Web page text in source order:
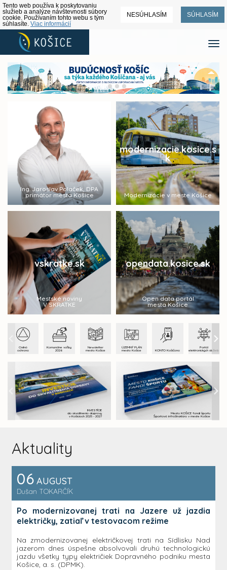
Tento web používa k poskytovaniu
služieb a analýze návštevnosti súbory
cookie. Používaním tohto webu s tým
súhlasíte. Viac informácií
NESÚHLASÍM SÚHLASÍM
Ing. Jaroslav Polaček, DPA
primátor mesta Košice
modernizacie.kosice.s
k
Modernizácie v meste Košice
vskratke.sk
Mestské noviny
V SKRATKE
opendata.kosice.sk
Open data portál
mesta Košice
Civilná
ochrana
Komunálne voľby
2026
Newsletter
mesta Košice
ÚZEMNÝ PLÁN
mesta Košice KONTO Košičana
Portál
elektronických služieb
INVESTÍCIE
do skvalitnenia dopravy
v Košiciach 2025 - 2027
Mesto KOŠICE fandí športu
Športová infraštruktúra v meste Košice
Aktuality
06 AUGUST
Dušan TOKARČÍK
Po modernizovanej trati na Jazere už jazdia
električky, zatiaľ v testovacom režime
Na zmodernizovanej električkovej trati na Sídlisku Nad
jazerom dnes úspešne absolvovali druhú technologickú
jazdu všetky typy električiek Dopravného podniku mesta
Košice, a. s. (DPMK).